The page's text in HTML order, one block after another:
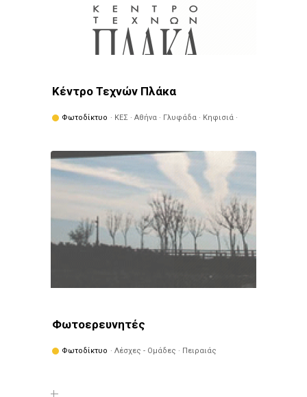
Κέντρο Τεχνών Πλάκα
Φωτοδίκτυο · ΚΕΣ · Αθήνα · Γλυφάδα · Κηφισιά ·
Φωτοερευνητές
Φωτοδίκτυο · Λέσχες - Ομάδες · Πειραιάς